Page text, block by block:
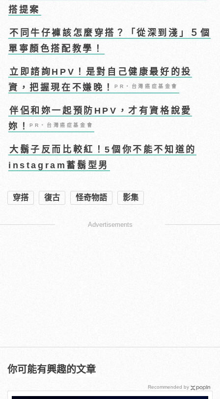
搭提案
不同牛仔褲該怎麼穿搭？「從深到淺」５個
單寧顏色搭配教學！
立即諮詢HPV！是對自己健康最好的投
資，把握現在不嫌晚！PR・台灣癌症基金會
伴侶和妳一起預防HPV，才有資格說愛
妳！PR・台灣癌症基金會
大鬍子反而比較紅！5個你不能不知道的
instagram蓄鬍型男
穿搭 復古 怪奇物語 影集
Advertisements
你可能有興趣的文章
Recommended by